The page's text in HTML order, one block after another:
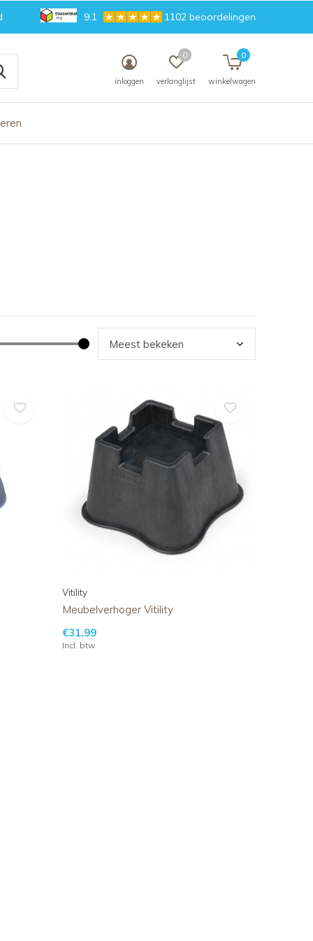
inloggen verlanglijst
0
winkelwagen
0
9.1 1102 beoordelingen
Vitility
Meubelverhoger Vitility
€31,99
Incl. btw